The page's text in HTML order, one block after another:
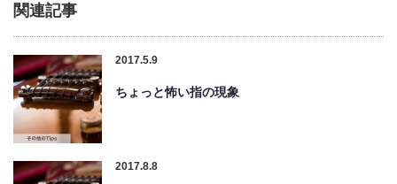
関連記事
2017.5.9
ちょっと怖い指の現象
2017.8.8